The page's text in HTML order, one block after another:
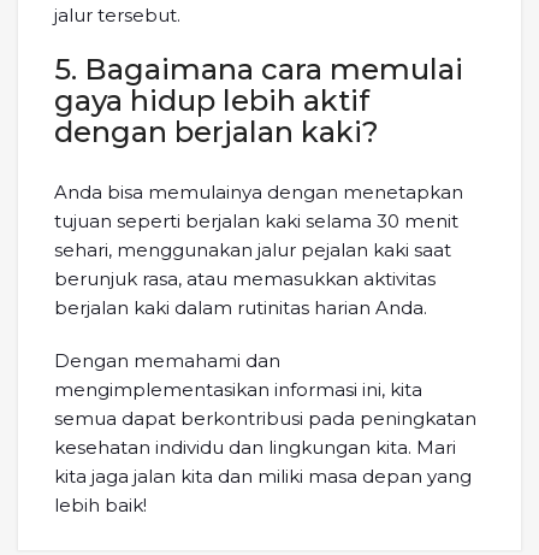
jalur tersebut.
5. Bagaimana cara memulai
gaya hidup lebih aktif
dengan berjalan kaki?
Anda bisa memulainya dengan menetapkan
tujuan seperti berjalan kaki selama 30 menit
sehari, menggunakan jalur pejalan kaki saat
berunjuk rasa, atau memasukkan aktivitas
berjalan kaki dalam rutinitas harian Anda.
Dengan memahami dan
mengimplementasikan informasi ini, kita
semua dapat berkontribusi pada peningkatan
kesehatan individu dan lingkungan kita. Mari
kita jaga jalan kita dan miliki masa depan yang
lebih baik!